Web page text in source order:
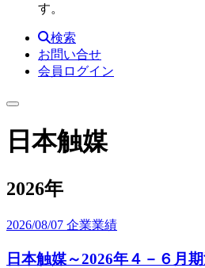
す。
検索
お問い合せ
会員ログイン
日本触媒
2026年
2026/08/07 企業業績
日本触媒～2026年４－６月